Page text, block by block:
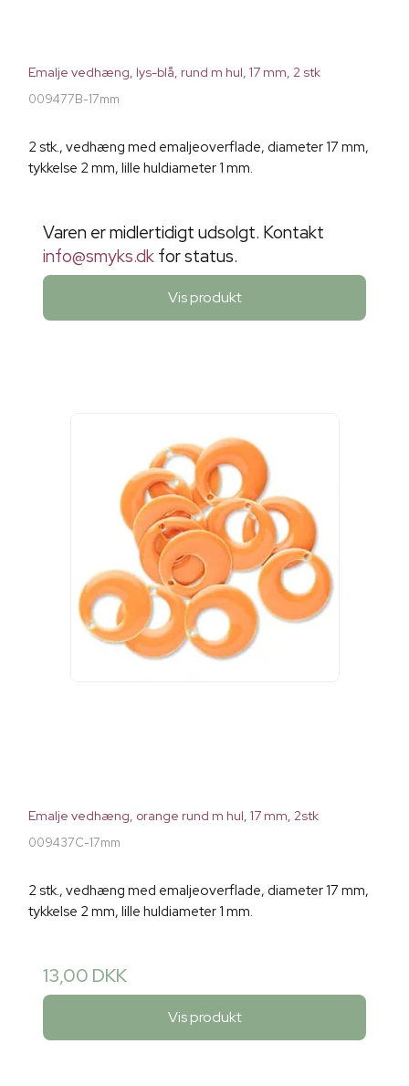
Emalje vedhæng, lys-blå, rund m hul, 17 mm, 2 stk
009477B-17mm
2 stk., vedhæng med emaljeoverflade, diameter 17 mm,
tykkelse 2 mm, lille huldiameter 1 mm.
Varen er midlertidigt udsolgt. Kontakt
info@smyks.dk for status.
Vis produkt
Emalje vedhæng, orange rund m hul, 17 mm, 2stk
009437C-17mm
2 stk., vedhæng med emaljeoverflade, diameter 17 mm,
tykkelse 2 mm, lille huldiameter 1 mm.
13,00 DKK
Vis produkt